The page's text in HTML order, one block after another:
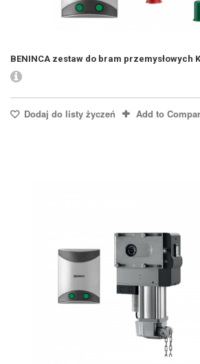
BENINCA zestaw do bram przemysłowych
Dodaj do listy życzeń Add to